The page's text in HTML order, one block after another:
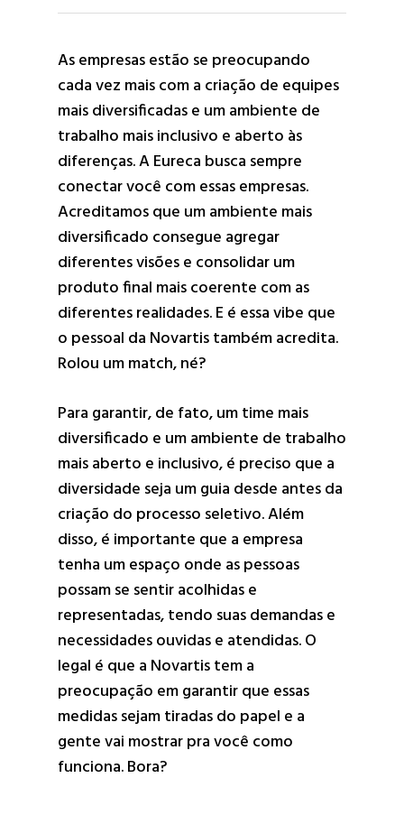
As empresas estão se preocupando
cada vez mais com a criação de equipes
mais diversificadas e um ambiente de
trabalho mais inclusivo e aberto às
diferenças. A Eureca busca sempre
conectar você com essas empresas.
Acreditamos que um ambiente mais
diversificado consegue agregar
diferentes visões e consolidar um
produto final mais coerente com as
diferentes realidades. E é essa vibe que
o pessoal da Novartis também acredita.
Rolou um match, né?
Para garantir, de fato, um time mais
diversificado e um ambiente de trabalho
mais aberto e inclusivo, é preciso que a
diversidade seja um guia desde antes da
criação do processo seletivo. Além
disso, é importante que a empresa
tenha um espaço onde as pessoas
possam se sentir acolhidas e
representadas, tendo suas demandas e
necessidades ouvidas e atendidas. O
legal é que a Novartis tem a
preocupação em garantir que essas
medidas sejam tiradas do papel e a
gente vai mostrar pra você como
funciona. Bora?